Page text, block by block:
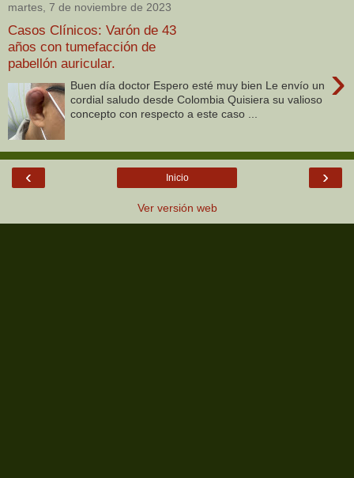
martes, 7 de noviembre de 2023
Casos Clínicos: Varón de 43
años con tumefacción de
pabellón auricular.
›
Buen día doctor Espero esté muy bien Le envío un
cordial saludo desde Colombia Quisiera su valioso
concepto con respecto a este caso ...
‹ ›
Inicio
Ver versión web